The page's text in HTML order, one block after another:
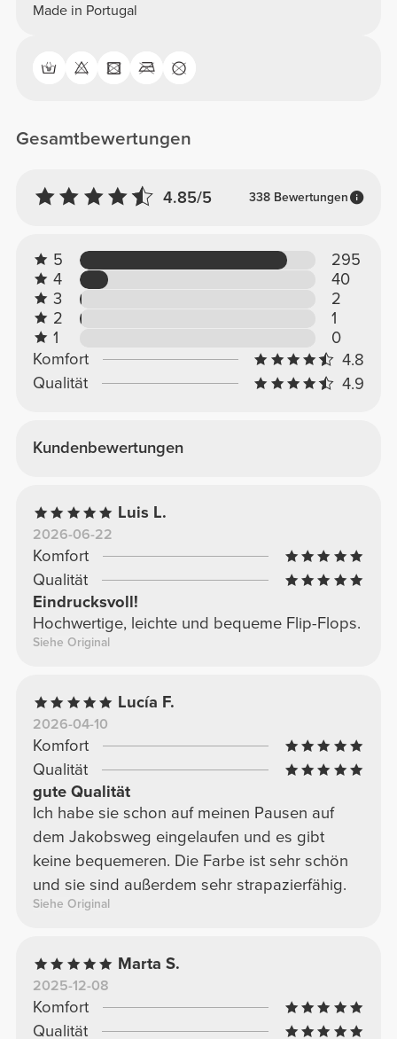
Made in Portugal
Gesamtbewertungen
4.85/5 338 Bewertungen
5
295
4
40
3
2
2
1
1
0
Komfort
4.8
Qualität
4.9
Kundenbewertungen
Luis L.
2026-06-22
Komfort
Qualität
Eindrucksvoll!
Hochwertige, leichte und bequeme Flip-Flops.
Siehe Original
Lucía F.
2026-04-10
Komfort
Qualität
gute Qualität
Ich habe sie schon auf meinen Pausen auf
dem Jakobsweg eingelaufen und es gibt
keine bequemeren. Die Farbe ist sehr schön
und sie sind außerdem sehr strapazierfähig.
Siehe Original
Marta S.
2025-12-08
Komfort
Qualität